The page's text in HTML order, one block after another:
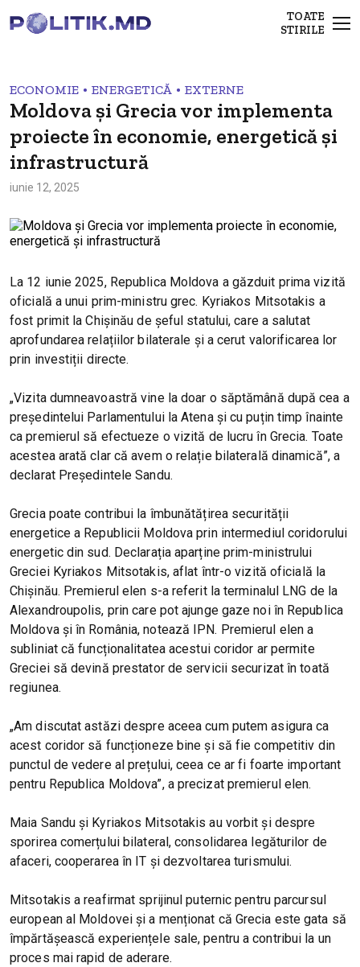
TOATE
STIRILE
ECONOMIE • ENERGETICĂ • EXTERNE
Moldova și Grecia vor implementa
proiecte în economie, energetică și
infrastructură
iunie 12, 2025
La 12 iunie 2025, Republica Moldova a găzduit prima vizită
oficială a unui prim-ministru grec. Kyriakos Mitsotakis a
fost primit la Chișinău de șeful statului, care a salutat
aprofundarea relațiilor bilaterale și a cerut valorificarea lor
prin investiții directe.
„Vizita dumneavoastră vine la doar o săptămână după cea a
președintelui Parlamentului la Atena și cu puțin timp înainte
ca premierul să efectueze o vizită de lucru în Grecia. Toate
acestea arată clar că avem o relație bilaterală dinamică”, a
declarat Președintele Sandu.
Grecia poate contribui la îmbunătățirea securității
energetice a Republicii Moldova prin intermediul coridorului
energetic din sud. Declarația aparține prim-ministrului
Greciei Kyriakos Mitsotakis, aflat într-o vizită oficială la
Chișinău. Premierul elen s-a referit la terminalul LNG de la
Alexandroupolis, prin care pot ajunge gaze noi în Republica
Moldova și în România, notează IPN. Premierul elen a
subliniat că funcționalitatea acestui coridor ar permite
Greciei să devină prestator de servicii securizat în toată
regiunea.
„Am discutat astăzi despre aceea cum putem asigura ca
acest coridor să funcționeze bine și să fie competitiv din
punctul de vedere al prețului, ceea ce ar fi foarte important
pentru Republica Moldova”, a precizat premierul elen.
Maia Sandu și Kyriakos Mitsotakis au vorbit și despre
sporirea comerțului bilateral, consolidarea legăturilor de
afaceri, cooperarea în IT și dezvoltarea turismului.
Mitsotakis a reafirmat sprijinul puternic pentru parcursul
european al Moldovei și a menționat că Grecia este gata să
împărtășească experiențele sale, pentru a contribui la un
proces mai rapid de aderare.